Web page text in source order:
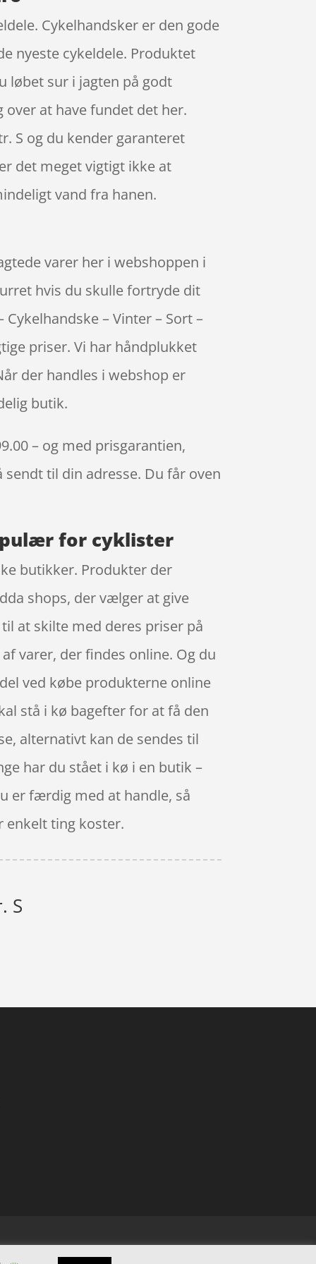
Cykelhandsker er den gode
nyeste cykeldele. Produktet
løbet sur i jagten på godt
at have fundet det her.
S og du kender garanteret
det meget vigtigt ikke at
vand fra hanen.
varer her i webshoppen i
hvis du skulle fortryde dit
– Vinter – Sort –
priser. Vi har håndplukket
der handles i webshop er
butik.
– og med prisgarantien,
til din adresse. Du får oven
for cyklister
butikker. Produkter der
shops, der vælger at give
at skilte med deres priser på
varer, der findes online. Og du
ved købe produkterne online
stå i kø bagefter for at få den
alternativt kan de sendes til
har du stået i kø i en butik –
er færdig med at handle, så
enkelt ting koster.
S